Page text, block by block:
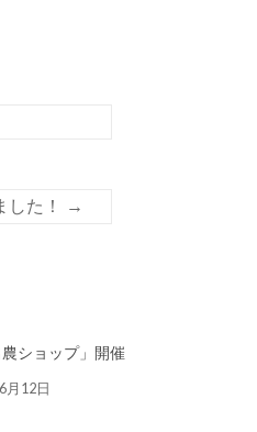
した！ →
ショップ」開催
月12日